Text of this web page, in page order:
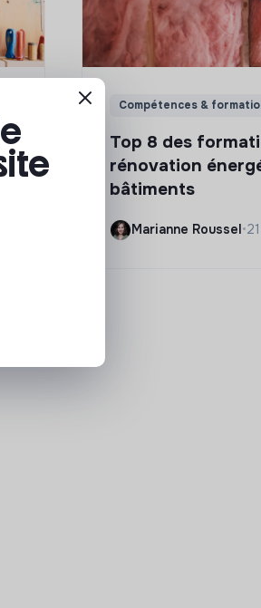
Compétences &
Top 8 des
rénovation
bâtiments
Marianne Roussel•